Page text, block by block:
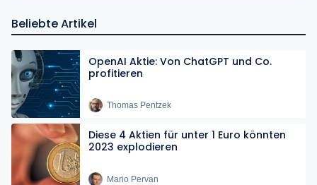
Beliebte Artikel
OpenAI Aktie: Von ChatGPT und Co.
profitieren
Thomas Pentzek
Diese 4 Aktien für unter 1 Euro könnten
2023 explodieren
Mario Pervan